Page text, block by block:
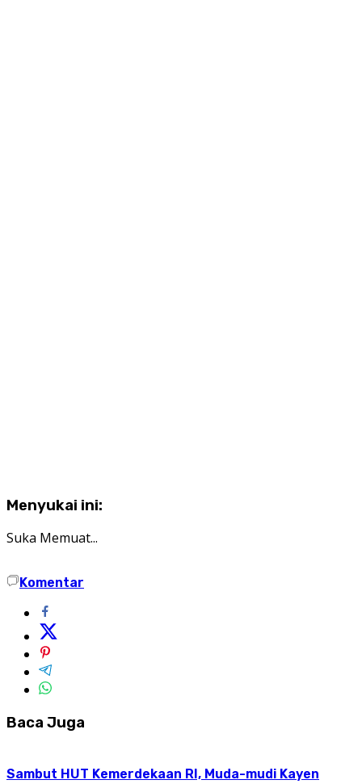
Menyukai ini:
Suka Memuat...
Komentar
Baca Juga
Sambut HUT Kemerdekaan RI, Muda-mudi Kayen